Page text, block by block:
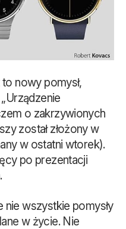
nowy pomysł,
o zakrzywionych
został złożony w
w ostatni wtorek).
po prezentacji
nie wszystkie pomysły
w życie. Nie